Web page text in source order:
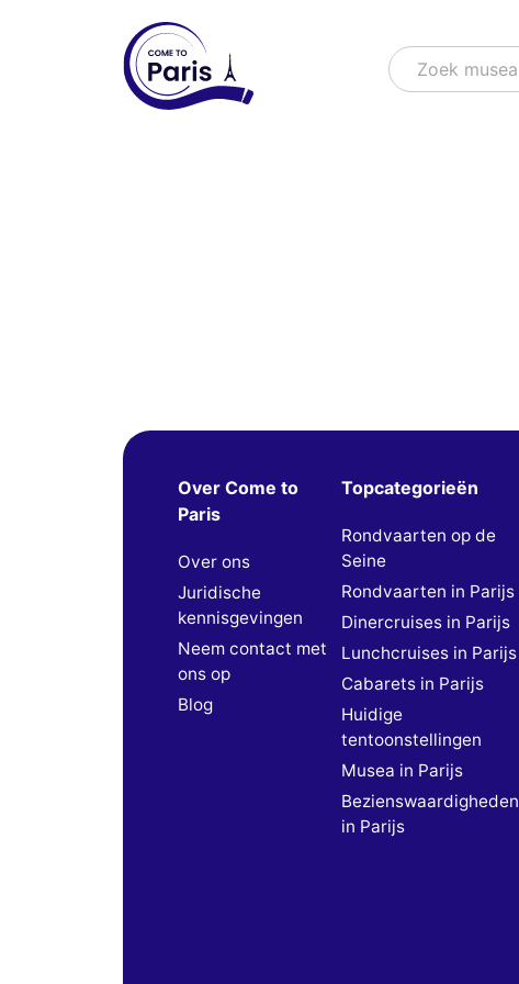
ZoekZoek musea
Over Come to
Paris
Over ons
Juridische
kennisgevingen
Neem contact met
ons op
Blog
Topcategorieën
Rondvaarten op de
Seine
Rondvaarten in Parijs
Dinercruises in Parijs
Lunchcruises in Parijs
Cabarets in Parijs
Huidige
tentoonstellingen
Musea in Parijs
Bezienswaardigheden
in Parijs